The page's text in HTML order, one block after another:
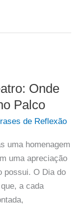
Onde
Palco
de Reflexão
uma homenagem
uma apreciação
possui. O Dia do
a cada